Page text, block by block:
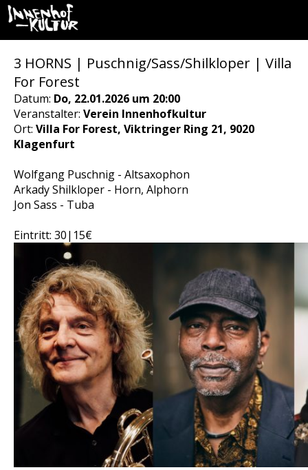
3 HORNS | Puschnig/Sass/Shilkloper | Villa
For Forest
Datum: Do, 22.01.2026 um 20:00
Veranstalter: Verein Innenhofkultur
Ort: Villa For Forest, Viktringer Ring 21, 9020
Klagenfurt
Wolfgang Puschnig - Altsaxophon
Arkady Shilkloper - Horn, Alphorn
Jon Sass - Tuba
Eintritt: 30|15€